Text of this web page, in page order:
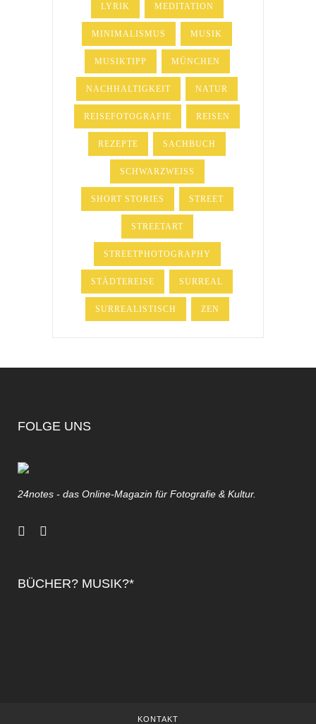
LYRIK MEDITATION
MINIMALISMUS MUSIK
MUSIKTIPP MÜNCHEN
NACHHALTIGKEIT NATUR
REISEFOTOGRAFIE REISEN
REZEPTE SACHBUCH
SCHWARZWEISS
SHORT STORIES STREET
STREETART
STREETPHOTOGRAPHY
STÄDTEREISE SURREAL
SURREALISTISCH ZEN
FOLGE UNS
24notes - das Online-Magazin für Fotografie & Kultur.
BÜCHER? MUSIK?*
KONTAKT